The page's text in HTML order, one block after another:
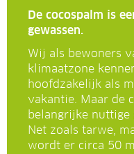
De cocospalm is
gewassen.
Wij als bewoners
klimaatzone
hoofdzakelijk als
vakantie. Maar de
belangrijke nuttige
Net zoals tarwe,
wordt er circa 50